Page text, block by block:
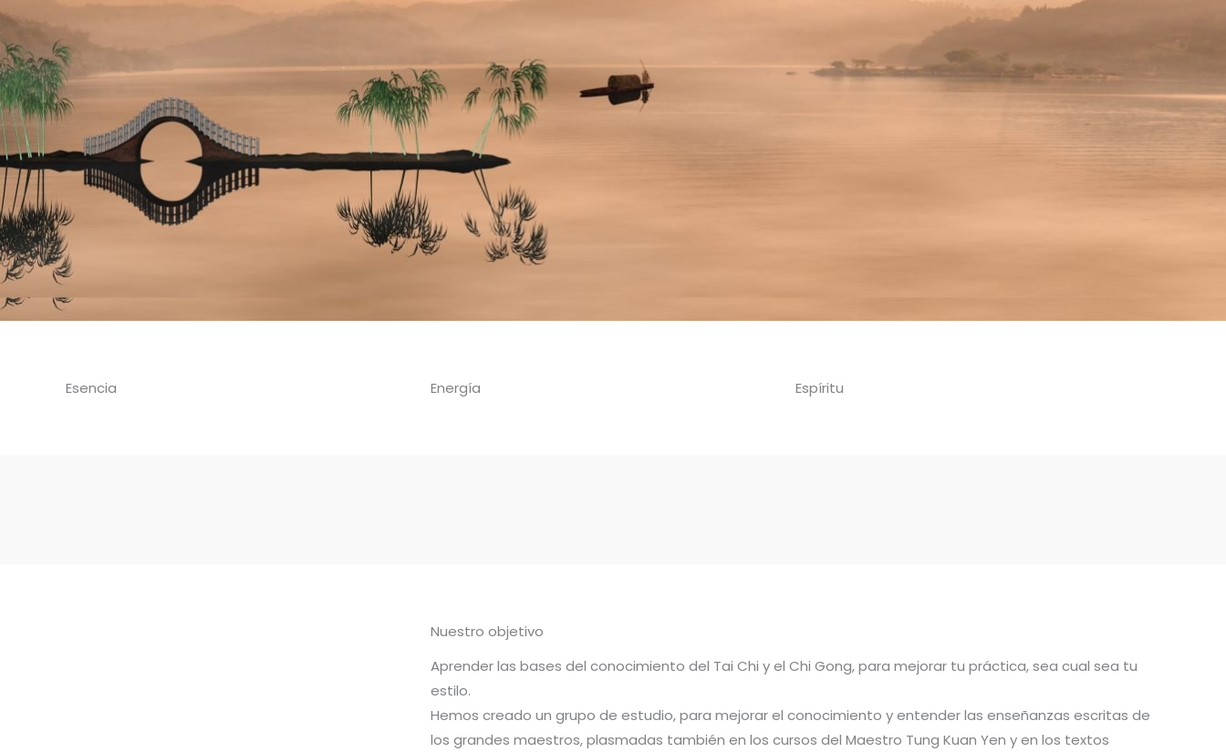
Esencia Energía Espíritu
Nuestro objetivo
Aprender las bases del conocimiento del Tai Chi y el Chi Gong, para mejorar tu práctica, sea cual sea tu
estilo.
Hemos creado un grupo de estudio, para mejorar el conocimiento y entender las enseñanzas escritas de
los grandes maestros, plasmadas también en los cursos del Maestro Tung Kuan Yen y en los textos